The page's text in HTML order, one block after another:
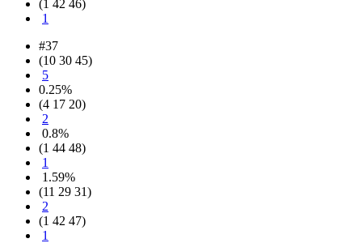
(1 42 46)
1
#37
(10 30 45)
5
0.25%
(4 17 20)
2
0.8%
(1 44 48)
1
1.59%
(11 29 31)
2
(1 42 47)
1